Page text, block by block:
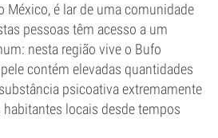
México, é lar de uma comunidade
pessoas têm acesso a um
nesta região vive o Bufo
contém elevadas quantidades
psicoativa extremamente
locais desde tempos